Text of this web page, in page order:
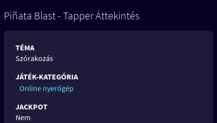
Piñata Blast - Tapper Áttekintés
TÉMA
Szórakozás
JÁTÉK-KATEGÓRIA
Online nyerőgép
JACKPOT
Nem